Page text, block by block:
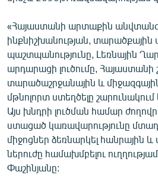
«Ազատության» բոլոր կայքերը
«Հայաստանի արտաքին
ինքնիշխանության, տարածքային
պաշտպանությունը, Լեռնային
արդարացի լուծումը, Հայաստանի
տարածաշրջանային և
մթնոլորտ ստեղծելը
Այս խնդրի լուծման համար
ստացած կառավարությունը
միջոցներ ձեռնարկել հանրային և
ներուժը համախմբելու
Փաշինյանը: